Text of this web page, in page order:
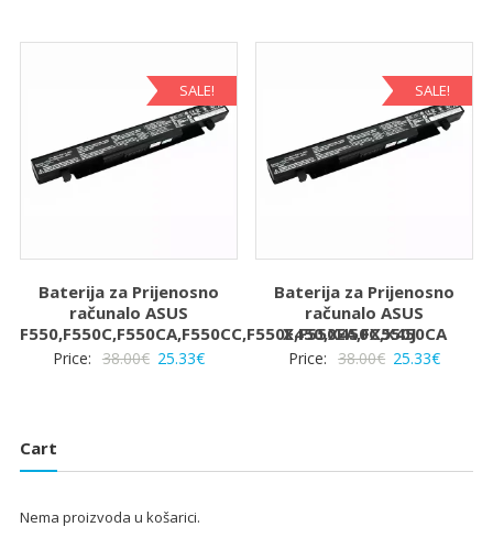
38.00€.
38.00€.
SALE!
Baterija za Prijenosno
računalo ASUS
F550,F550C,F550CA,F550CC,F550E,F550EA,FX550J
Price: 38.00€ Izvorna
38.00€.
25.33€Trenutna
SALE!
Baterija za Prijenosno
računalo ASUS
X450,X450C,X450CA
Price: 38.00€ Izvorna
38.00€.
25.33€
Cart
Nema proizvoda u košarici.